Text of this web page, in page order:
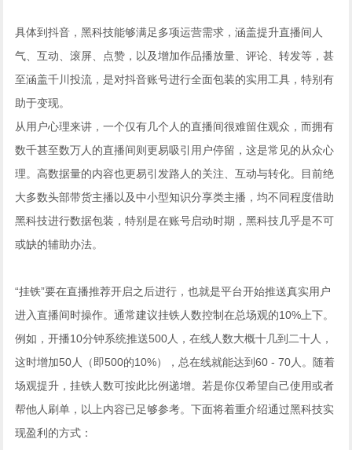
具体到抖音，黑科技能够满足多项运营需求，涵盖提升直播间人
气、互动、滚屏、点赞，以及增加作品播放量、评论、转发等，甚
至涵盖千川投流，是对抖音账号进行全面包装的实用工具，特别有
助于变现。
从用户心理来讲，一个仅有几个人的直播间很难留住观众，而拥有
数千甚至数万人的直播间则更易吸引用户停留，这是常见的从众心
理。高数据量的内容也更易引发路人的关注、互动与转化。目前绝
大多数头部带货主播以及中小型知识分享类主播，均不同程度借助
黑科技进行数据包装，特别是在账号启动时期，黑科技几乎是不可
或缺的辅助办法。
“挂铁”要在直播推荐开启之后进行，也就是平台开始推送真实用户
进入直播间时操作。通常建议挂铁人数控制在总场观的10%上下。
例如，开播10分钟系统推送500人，在线人数大概十几到二十人，
这时增加50人（即500的10%），总在线就能达到60 - 70人。随着
场观提升，挂铁人数可按此比例递增。若是你仅希望自己使用或者
帮他人刷单，以上内容已足够参考。下面将着重介绍通过黑科技实
现盈利的方式：